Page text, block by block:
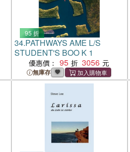
95 折
34.PATHWAYS AME L/S
STUDENT'S BOO K 1
優惠價： 95 3056
無庫存